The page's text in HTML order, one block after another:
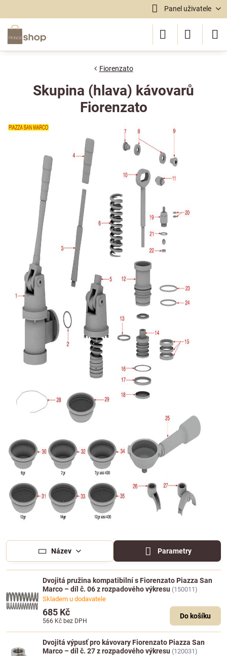
Panel uživatele
Fiorenzato
Skupina (hlava) kávovarů
Fiorenzato
Název Parametry
Dvojitá pružina kompatibilní s Fiorenzato Piazza San
Marco – díl č. 06 z rozpadového výkresu (150011)
Skladem u dodavatele
685 Kč
566 Kč bez DPH
Do košíku
Dvojitá výpusť pro kávovary Fiorenzato Piazza San
Marco – díl č. 27 z rozpadového výkresu (120031)